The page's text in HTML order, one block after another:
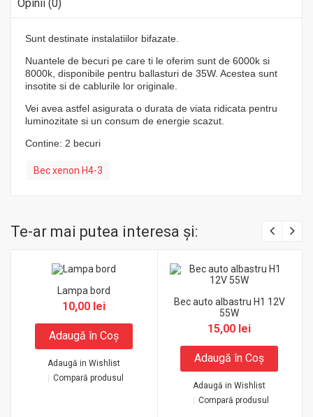
Opinii (0)
Sunt destinate instalatiilor bifazate.
Nuantele de becuri pe care ti le oferim sunt de 6000k si
8000k, disponibile pentru ballasturi de 35W. Acestea sunt
insotite si de cablurile lor originale.
Vei avea astfel asigurata o durata de viata ridicata pentru
luminozitate si un consum de energie scazut.
Contine: 2 becuri
Bec xenon H4-3
Te-ar mai putea interesa şi:
Lampa bord
10,00 lei
Adaugă în Coş
Adaugă in Wishlist
Compară produsul
Bec auto albastru H1 12V
55W
15,00 lei
Adaugă în Coş
Adaugă in Wishlist
Compară produsul